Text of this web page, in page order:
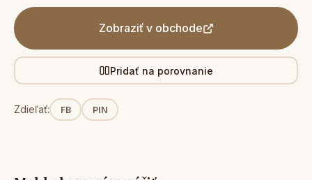
Zobraziť v obchode
Pridať na porovnanie
Zdieľať: FB PIN